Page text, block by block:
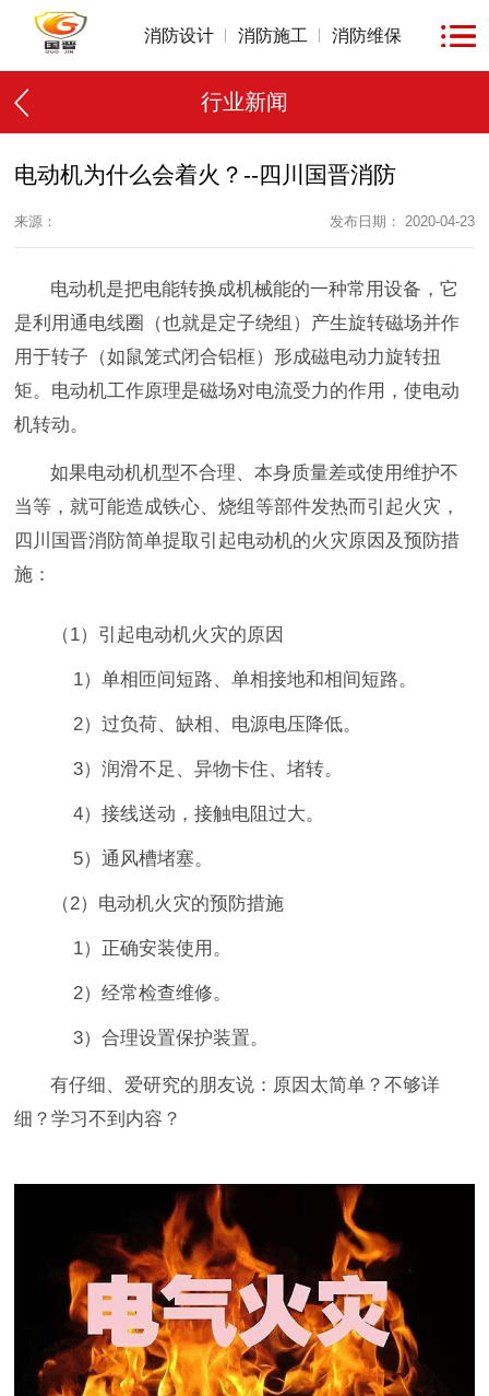
消防设计 消防施工 消防维保
行业新闻
电动机为什么会着火？--四川国晋消防
来源： 发布日期： 2020-04-23
电动机是把电能转换成机械能的一种常用设备，它
是利用通电线圈（也就是定子绕组）产生旋转磁场并作
用于转子（如鼠笼式闭合铝框）形成磁电动力旋转扭
矩。电动机工作原理是磁场对电流受力的作用，使电动
机转动。
如果电动机机型不合理、本身质量差或使用维护不
当等，就可能造成铁心、烧组等部件发热而引起火灾，
四川国晋消防简单提取引起电动机的火灾原因及预防措
施：
（1）引起电动机火灾的原因
1）单相匝间短路、单相接地和相间短路。
2）过负荷、缺相、电源电压降低。
3）润滑不足、异物卡住、堵转。
4）接线送动，接触电阻过大。
5）通风槽堵塞。
（2）电动机火灾的预防措施
1）正确安装使用。
2）经常检查维修。
3）合理设置保护装置。
有仔细、爱研究的朋友说：原因太简单？不够详
细？学习不到内容？